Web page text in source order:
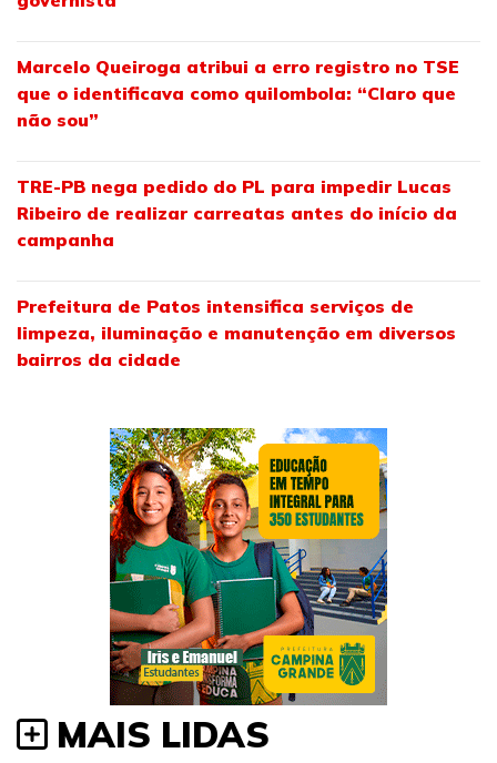
Marcelo Queiroga atribui a erro registro no TSE
que o identificava como quilombola: “Claro que
não sou”
TRE-PB nega pedido do PL para impedir Lucas
Ribeiro de realizar carreatas antes do início da
campanha
Prefeitura de Patos intensifica serviços de
limpeza, iluminação e manutenção em diversos
bairros da cidade
MAIS LIDAS